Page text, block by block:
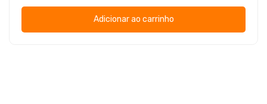
Adicionar ao carrinho